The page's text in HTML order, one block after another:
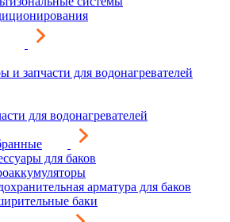
и запчасти для водонагревателей
для водонагревателей
для баков
арматура для баков
баки